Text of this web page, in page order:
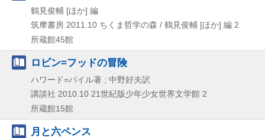
鶴見俊輔 [ほか] 編
筑摩書房 2011.10 ちくま哲学の森 / 鶴見俊輔 [ほか] 編 2
所蔵館45館
ロビン=フッドの冒険
ハワード=パイル著 ; 中野好夫訳
講談社 2010.10 21世紀版少年少女世界文学館 2
所蔵館15館
月と六ペンス